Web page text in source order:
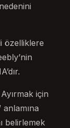
özelliklere
için
belirlemek